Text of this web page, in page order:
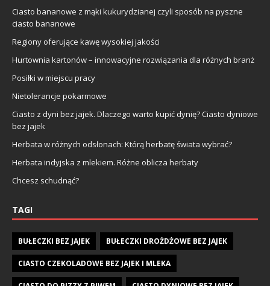
Ciasto bananowe z mąki kukurydzianej czyli sposób na pyszne
ciasto bananowe
Regiony oferujące kawę wysokiej jakości
Hurtownia kartonów – innowacyjne rozwiązania dla różnych branż
Posiłki w miejscu pracy
Nietolerancje pokarmowe
Ciasto z dyni bez jajek. Dlaczego warto kupić dynię? Ciasto dyniowe
bez jajek
Herbata w różnych odsłonach: Którą herbatę świata wybrać?
Herbata indyjska z mlekiem. Różne oblicza herbaty
Chcesz schudnąć?
TAGI
BUŁECZKI BEZ JAJEK BUŁECZKI DROŻDŻOWE BEZ JAJEK
CIASTO CZEKOLADOWE BEZ JAJEK I MLEKA